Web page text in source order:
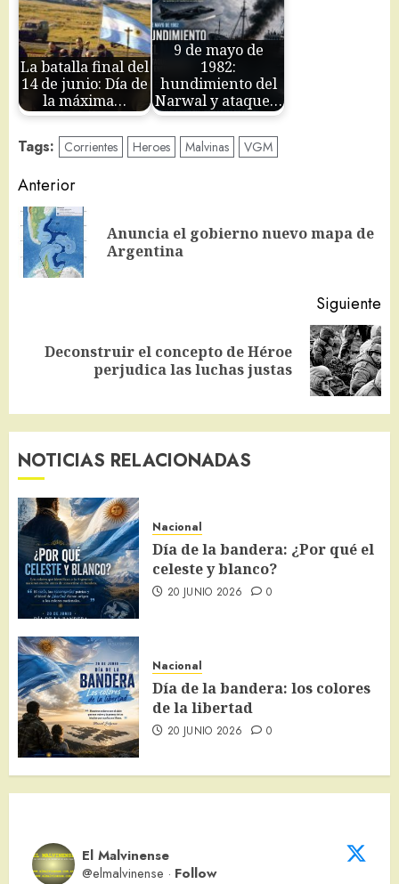
La batalla final del
14 de junio: Día de
la máxima…
9 de mayo de
1982:
hundimiento del
Narwal y ataque…
Tags: Corrientes Heroes Malvinas VGM
Navegación
de
entradas
Anterior
Anuncia el gobierno nuevo mapa de
Argentina
Siguiente
Siguiente
Deconstruir el concepto de Héroe
perjudica las luchas justas
NOTICIAS RELACIONADAS
Nacional
Día de la bandera: ¿Por qué el
celeste y blanco?
20 JUNIO 2026 0
Nacional
Día de la bandera: los colores
de la libertad
20 JUNIO 2026 0
El Malvinense
@elmalvinense · Follow